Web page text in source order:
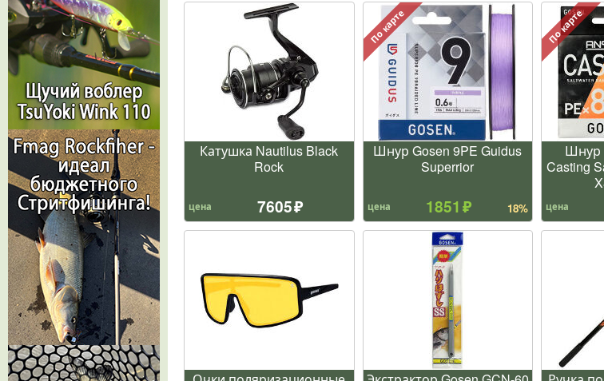
Катушка Nautilus Black
Rock
цена 7605
По карте
Шнур Gosen 9PE Guidus
Superrior
цена 1851 18%
По карте
Шнур
Casting
цена